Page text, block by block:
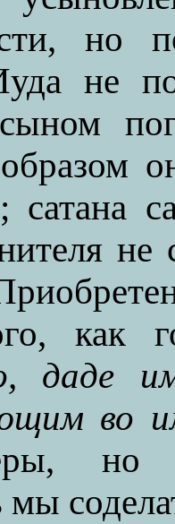
но
не
сатана
не
как
даде
во
но
мы